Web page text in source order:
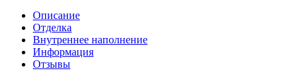
Описание
Отделка
Внутреннее наполнение
Информация
Отзывы